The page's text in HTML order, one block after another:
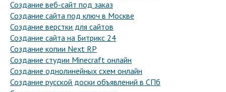
Создание веб-сайт под заказ
Создание сайта под ключ в Москве
Создание верстки для сайтов
Создание сайта на Битрикс 24
Создание копии Next RP
Создание студии Minecraft онлайн
Создание однолинейных схем онлайн
Создание русской доски объявлений в СПб